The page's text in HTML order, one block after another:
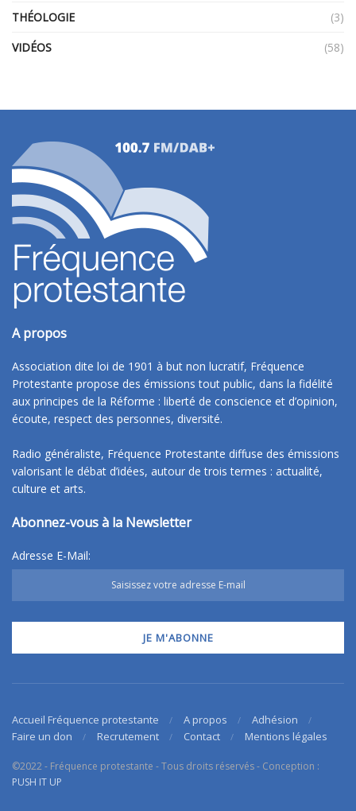
THÉOLOGIE
(3)
VIDÉOS
(58)
A propos
Association dite loi de 1901 à but non lucratif, Fréquence
Protestante propose des émissions tout public, dans la fidélité
aux principes de la Réforme : liberté de conscience et d’opinion,
écoute, respect des personnes, diversité.
Radio généraliste, Fréquence Protestante diffuse des émissions
valorisant le débat d’idées, autour de trois termes : actualité,
culture et arts.
Abonnez-vous à la Newsletter
Adresse E-Mail:
Accueil Fréquence protestante A propos
Adhésion
Faire un don
Recrutement Contact Mentions légales
©2022 - Fréquence protestante - Tous droits réservés - Conception :
PUSH IT UP